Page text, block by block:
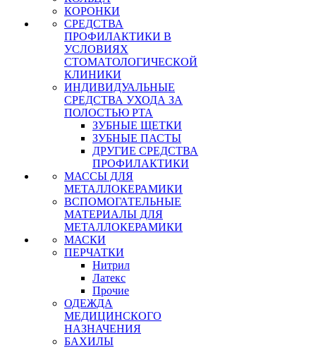
КОРОНКИ
СРЕДСТВА
ПРОФИЛАКТИКИ В
УСЛОВИЯХ
СТОМАТОЛОГИЧЕСКОЙ
КЛИНИКИ
ИНДИВИДУАЛЬНЫЕ
СРЕДСТВА УХОДА ЗА
ПОЛОСТЬЮ РТА
ЗУБНЫЕ ЩЕТКИ
ЗУБНЫЕ ПАСТЫ
ДРУГИЕ СРЕДСТВА
ПРОФИЛАКТИКИ
МАССЫ ДЛЯ
МЕТАЛЛОКЕРАМИКИ
ВСПОМОГАТЕЛЬНЫЕ
МАТЕРИАЛЫ ДЛЯ
МЕТАЛЛОКЕРАМИКИ
МАСКИ
ПЕРЧАТКИ
Нитрил
Латекс
Прочие
ОДЕЖДА
МЕДИЦИНСКОГО
НАЗНАЧЕНИЯ
БАХИЛЫ